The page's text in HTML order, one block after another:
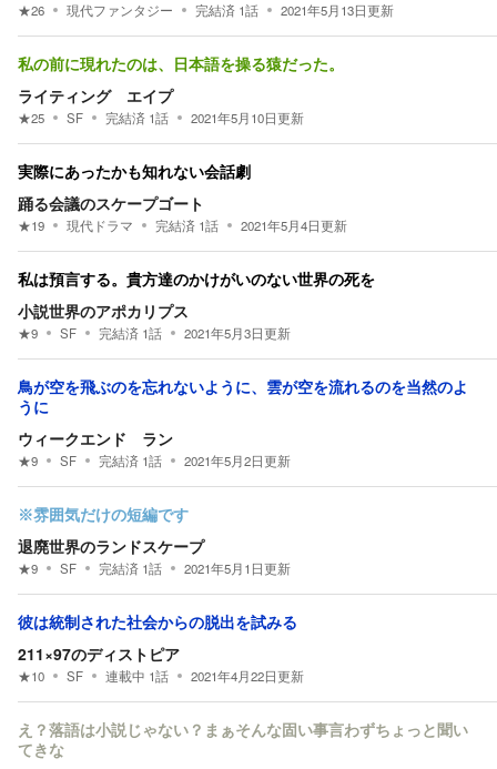
★26 現代ファンタジー 完結済 1話 2021年5月13日更新
私の前に現れたのは、日本語を操る猿だった。
ライティング エイプ
★25 SF 完結済 1話 2021年5月10日更新
実際にあったかも知れない会話劇
踊る会議のスケープゴート
★19 現代ドラマ 完結済 1話 2021年5月4日更新
私は預言する。貴方達のかけがいのない世界の死を
小説世界のアポカリプス
★9 SF 完結済 1話 2021年5月3日更新
鳥が空を飛ぶのを忘れないように、雲が空を流れるのを当然のよ
うに
ウィークエンド ラン
★9 SF 完結済 1話 2021年5月2日更新
※雰囲気だけの短編です
退廃世界のランドスケープ
★9 SF 完結済 1話 2021年5月1日更新
彼は統制された社会からの脱出を試みる
211×97のディストピア
★10 SF 連載中 1話 2021年4月22日更新
え？落語は小説じゃない？まぁそんな固い事言わずちょっと聞い
てきな